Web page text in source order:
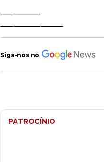
Siga-nos no
PATROCÍNIO